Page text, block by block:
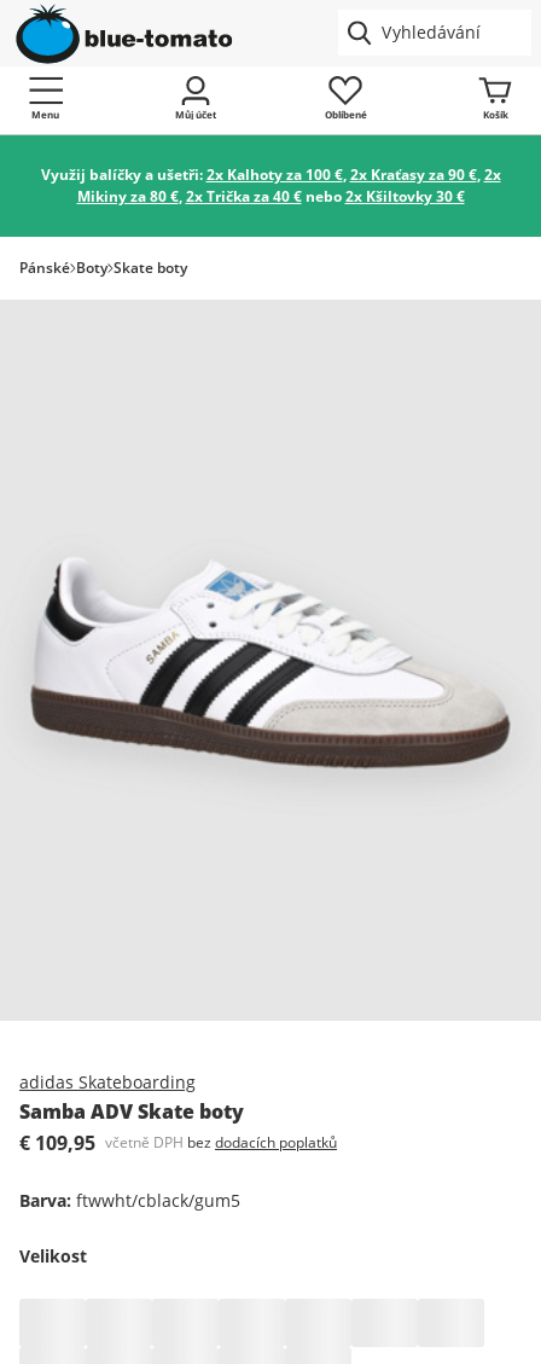
Menu Můj účet Oblíbené Košík
Využij balíčky a ušetři:2x Kalhoty za 100 €,2x Kraťasy za 90 €,2x
Mikiny za 80 €,2x Trička za 40 €nebo2x Kšiltovky 30 €
Pánské Boty Skate boty
adidas Skateboarding
Samba ADV Skate boty
€ 109,95 včetně DPH bez dodacích poplatků
Barva: ftwwht/cblack/gum5
Velikost